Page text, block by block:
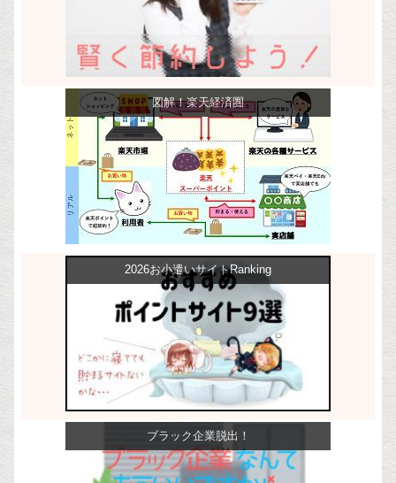
図解！楽天経済圏
2026お小遣いサイトRanking
ブラック企業脱出！